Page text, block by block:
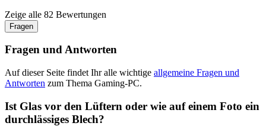
Zeige alle 82 Bewertungen
Fragen
Fragen und Antworten
Auf dieser Seite findet Ihr alle wichtige allgemeine Fragen und
Antworten zum Thema Gaming-PC.
Ist Glas vor den Lüftern oder wie auf einem Foto ein
durchlässiges Blech?